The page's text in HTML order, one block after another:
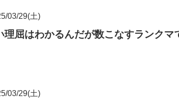
03/29(土)
理屈はわかるんだが数こなすランク
03/29(土)